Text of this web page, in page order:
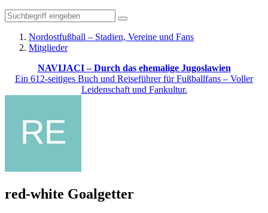
Nordostfußball – Stadien, Vereine und Fans
Mitglieder
NAVIJACI – Durch das ehemalige Jugoslawien
Ein 612-seitiges Buch und Reiseführer für Fußballfans – Voller
Leidenschaft und Fankultur.
red-white Goalgetter